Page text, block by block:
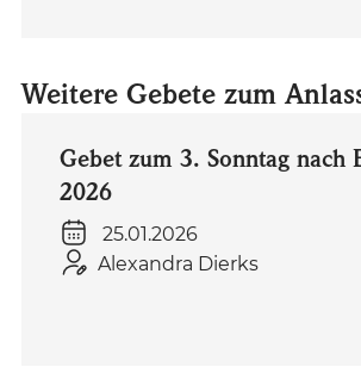
Weitere Gebete zum
Gebet zum 3. Sonntag nach
2026
25.01.2026
Alexandra Dierks